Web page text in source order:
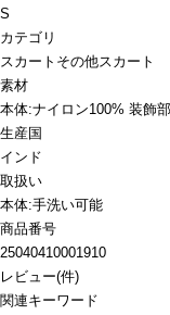
S
カテゴリ
スカート その他スカート
素材
本体:ナイロン100% 装飾
生産国
インド
取扱い
本体:手洗い可能
商品番号
25040410001910
レビュー(件)
関連キーワード